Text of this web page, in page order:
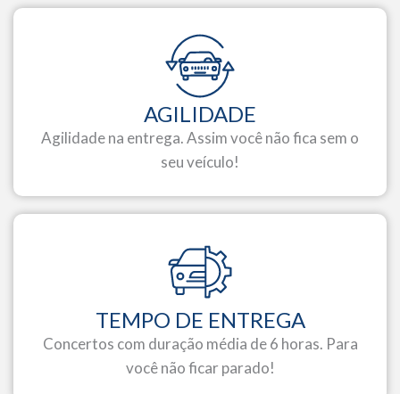
AGILIDADE
Agilidade na entrega. Assim você não fica sem o
seu veículo!
TEMPO DE ENTREGA
Concertos com duração média de 6 horas. Para
você não ficar parado!